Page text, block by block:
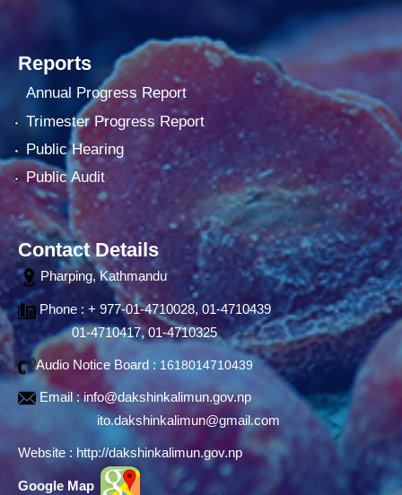
Reports
Annual Progress Report
Trimester Progress Report
Public Hearing
Public Audit
Contact Details
Pharping, Kathmandu
Phone : + 977-01-4710028, 01-4710439
01-4710417, 01-4710325
Audio Notice Board : 1618014710439
Email :info@dakshinkalimun.gov.np
ito.dakshinkalimun@gmail.com
Website : http://dakshinkalimun.gov.np
Google Map